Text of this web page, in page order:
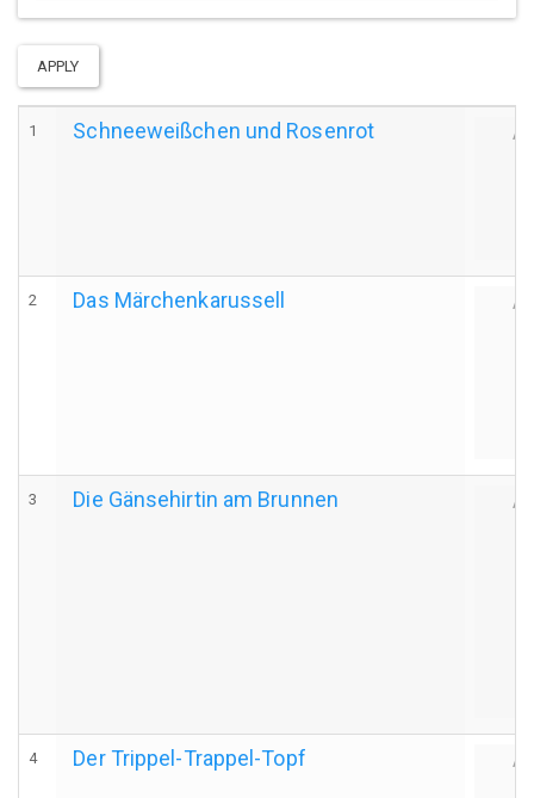
APPLY
1 Schneeweißchen und Rosenrot
2 Das Märchenkarussell
3 Die Gänsehirtin am Brunnen
4 Der Trippel-Trappel-Topf